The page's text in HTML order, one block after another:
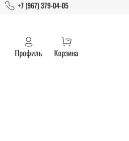
+7 (967) 379-04-05
Профиль Корзина